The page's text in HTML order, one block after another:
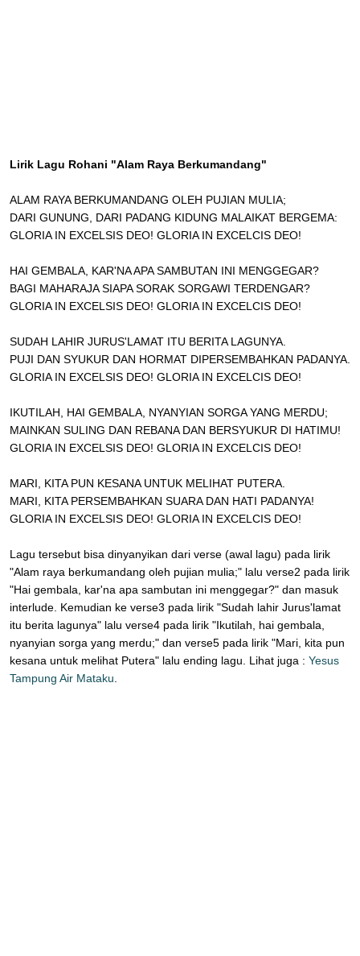
Lirik Lagu Rohani "Alam Raya Berkumandang"
ALAM RAYA BERKUMANDANG OLEH PUJIAN MULIA;
DARI GUNUNG, DARI PADANG KIDUNG MALAIKAT BERGEMA:
GLORIA IN EXCELSIS DEO! GLORIA IN EXCELCIS DEO!
HAI GEMBALA, KAR'NA APA SAMBUTAN INI MENGGEGAR?
BAGI MAHARAJA SIAPA SORAK SORGAWI TERDENGAR?
GLORIA IN EXCELSIS DEO! GLORIA IN EXCELCIS DEO!
SUDAH LAHIR JURUS'LAMAT ITU BERITA LAGUNYA.
PUJI DAN SYUKUR DAN HORMAT DIPERSEMBAHKAN PADANYA.
GLORIA IN EXCELSIS DEO! GLORIA IN EXCELCIS DEO!
IKUTILAH, HAI GEMBALA, NYANYIAN SORGA YANG MERDU;
MAINKAN SULING DAN REBANA DAN BERSYUKUR DI HATIMU!
GLORIA IN EXCELSIS DEO! GLORIA IN EXCELCIS DEO!
MARI, KITA PUN KESANA UNTUK MELIHAT PUTERA.
MARI, KITA PERSEMBAHKAN SUARA DAN HATI PADANYA!
GLORIA IN EXCELSIS DEO! GLORIA IN EXCELCIS DEO!
Lagu tersebut bisa dinyanyikan dari verse (awal lagu) pada lirik
"Alam raya berkumandang oleh pujian mulia;" lalu verse2 pada lirik
"Hai gembala, kar'na apa sambutan ini menggegar?" dan masuk
interlude. Kemudian ke verse3 pada lirik "Sudah lahir Jurus'lamat
itu berita lagunya" lalu verse4 pada lirik "Ikutilah, hai gembala,
nyanyian sorga yang merdu;" dan verse5 pada lirik "Mari, kita pun
kesana untuk melihat Putera" lalu ending lagu. Lihat juga : Yesus
Tampung Air Mataku